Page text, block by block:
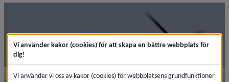
Vi använder kakor (cookies) för att skapa en bättre webbplats för
dig!
Vi använder vi oss av kakor (cookies) för webbplatsens grundfunktioner